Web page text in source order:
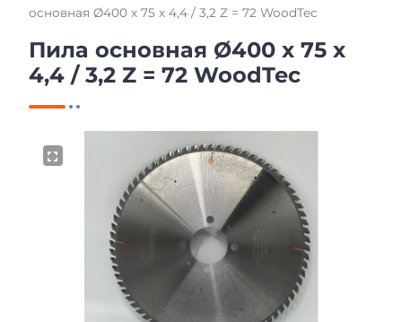
основная Ø400 х 75 х 4,4 / 3,2 Z = 72 WoodTec
Пила основная Ø400 х 75 х
4,4 / 3,2 Z = 72 WoodTec